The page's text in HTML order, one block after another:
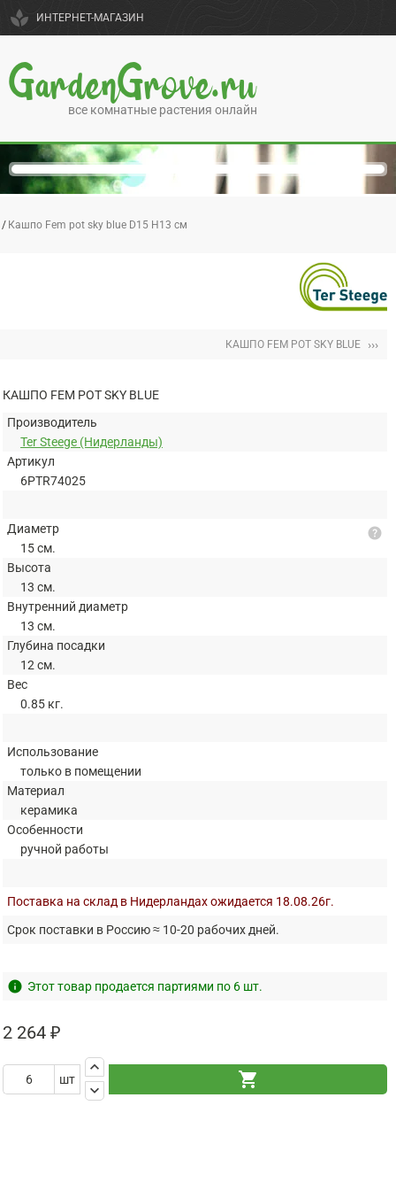
spa ИНТЕРНЕТ-МАГАЗИН
GardenGrove.ru
все комнатные растения онлайн
Кашпо Fem pot sky blue D15 H13 см
КАШПО FEM POT SKY BLUE ›››
КАШПО FEM POT SKY BLUE
Производитель
Ter Steege (Нидерланды)
Артикул
6PTR74025
Диаметр
15 см.
Высота
13 см.
Внутренний диаметр
13 см.
Глубина посадки
12 см.
Вес
0.85 кг.
help
Использование
только в помещении
Материал
керамика
Особенности
ручной работы
Поставка на склад в Нидерландах ожидается 18.08.26г.
Срок поставки в Россию ≈ 10-20 рабочих дней.
info Этот товар продается партиями по 6 шт.
2 264 ₽
шт
keyboard_arrow_up
keyboard_arrow_down
shopping_cart